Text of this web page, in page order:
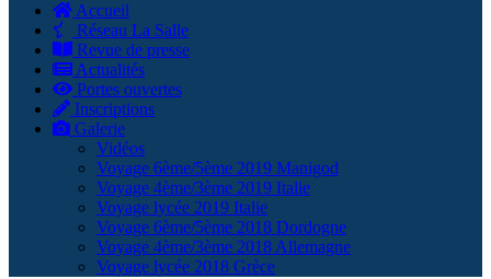
Accueil
Réseau La Salle
Revue de presse
Actualités
Portes ouvertes
Inscriptions
Galerie
Vidéos
Voyage 6ème/5ème 2019 Manigod
Voyage 4ème/3ème 2019 Italie
Voyage lycée 2019 Italie
Voyage 6ème/5ème 2018 Dordogne
Voyage 4ème/3ème 2018 Allemagne
Voyage lycée 2018 Grèce